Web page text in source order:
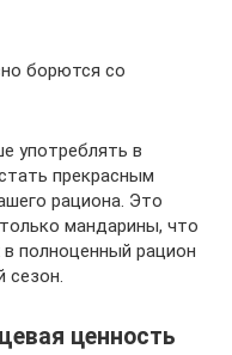
борются со
употреблять в
прекрасным
рациона. Это
мандарины, что
полноценный рацион
ценность